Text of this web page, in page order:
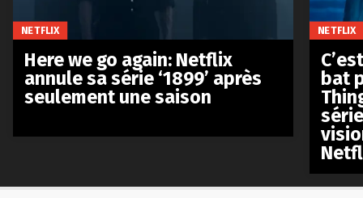
NETFLIX
Here we go again: Netflix
annule sa série ‘1899’ après
seulement une saison
NETFLIX
bat